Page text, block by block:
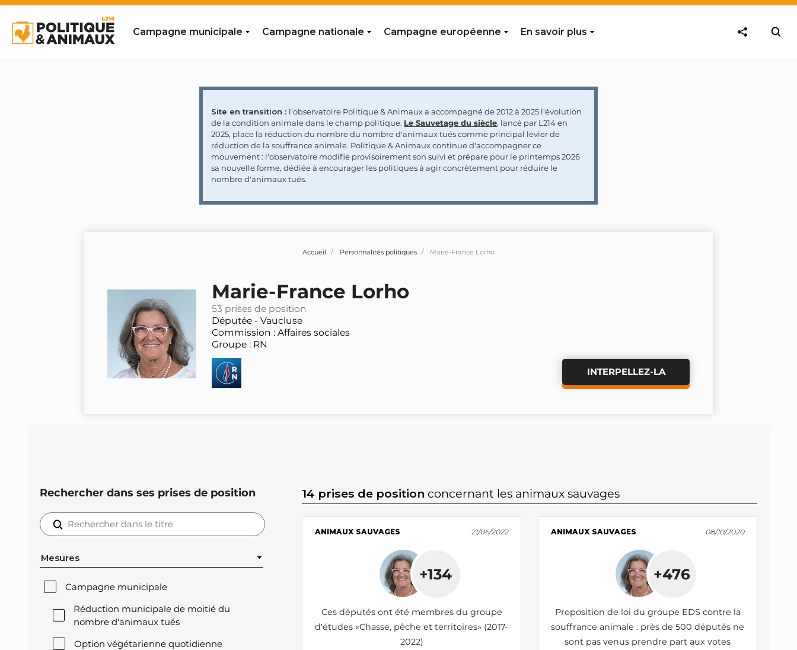
Campagne municipale Campagne nationale Campagne européenne En savoir plus
Site en transition : l'observatoire Politique & Animaux a accompagné de 2012 à 2025 l'évolution
de la condition animale dans le champ politique. Le Sauvetage du siècle, lancé par L214 en
2025, place la réduction du nombre du nombre d'animaux tués comme principal levier de
réduction de la souffrance animale. Politique & Animaux continue d'accompagner ce
mouvement : l'observatoire modifie provisoirement son suivi et prépare pour le printemps 2026
sa nouvelle forme, dédiée à encourager les politiques à agir concrètement pour réduire le
nombre d'animaux tués.
Accueil Personnalités politiques Marie-France Lorho
Marie-France Lorho
53 prises de position
Députée - Vaucluse
Commission : Affaires sociales
Groupe : RN
INTERPELLEZ-LA
Rechercher dans ses prises de position
Mesures
Campagne municipale
Réduction municipale de moitié du
nombre d'animaux tués
Option végétarienne quotidienne
14 prises de position concernant les animaux sauvages
ANIMAUX SAUVAGES 21/06/2022
+134
Ces députés ont été membres du groupe
d'études «Chasse, pêche et territoires» (2017-
2022)
ANIMAUX SAUVAGES 08/10/2020
+476
Proposition de loi du groupe EDS contre la
souffrance animale : près de 500 députés ne
sont pas venus prendre part aux votes